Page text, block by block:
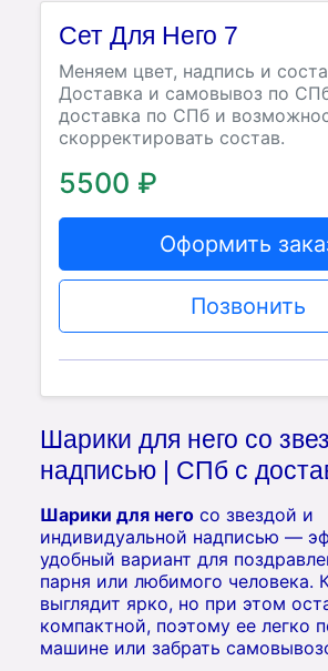
Сет Для Него 7
Меняем цвет, надпись и
Доставка и самовывоз по
доставка по СПб и
скорректировать состав.
5500 ₽
Оформить
Позвонить
Шарики для него со
надписью | СПб с
Шарики для него со звездой и
индивидуальной надписью —
удобный вариант для
парня или любимого человека.
выглядит ярко, но при этом
компактной, поэтому ее легко
машине или забрать